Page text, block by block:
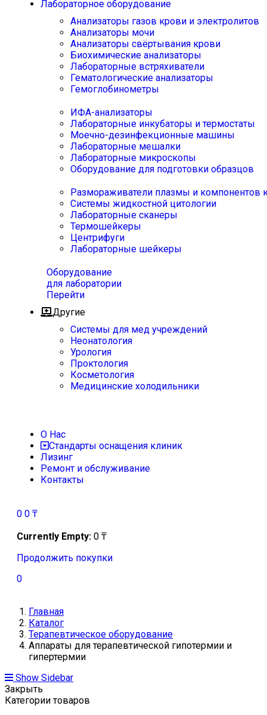
Лабораторное оборудование
Анализаторы газов крови и электролитов
Анализаторы мочи
Анализаторы свёртывания крови
Биохимические анализаторы
Лабораторные встряхиватели
Гематологические анализаторы
Гемоглобинометры
ИФА-анализаторы
Лабораторные инкубаторы и термостаты
Моечно-дезинфекционные машины
Лабораторные мешалки
Лабораторные микроскопы
Оборудование для подготовки образцов
Размораживатели плазмы и компонентов
Системы жидкостной цитологии
Лабораторные сканеры
Термошейкеры
Центрифуги
Лабораторные шейкеры
Оборудование
для лаборатории
Перейти
Другие
Системы для мед учреждений
Неонатология
Урология
Проктология
Косметология
Медицинские холодильники
О Нас
Стандарты оснащения клиник
Лизинг
Ремонт и обслуживание
Контакты
0 0 ₸
Currently Empty: 0 ₸
Продолжить покупки
0
Главная
Каталог
Терапевтическое оборудование
Аппараты для терапевтической гипотермии и
гипертермии
Show Sidebar
Закрыть
Категории товаров